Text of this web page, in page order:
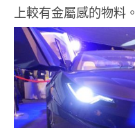
上較有金屬感的物料。